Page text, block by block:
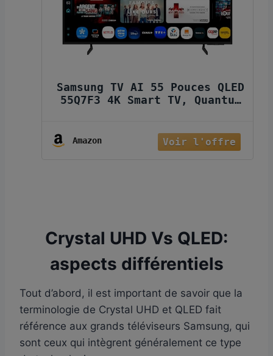
Samsung TV AI 55 Pouces QLED
55Q7F3 4K Smart TV, Quantum
OTS Lite, Knox Security,
Gaming Hub, Bixby,
Amazon
Crystal UHD Vs QLED:
aspects différentiels
Tout d’abord, il est important de savoir que la
terminologie de Crystal UHD et QLED fait
référence aux grands téléviseurs Samsung, qui
sont ceux qui intègrent généralement ce type